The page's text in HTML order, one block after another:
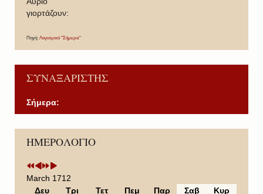
γιορτάζουν:
Πηγή: Λογισμικό "Σήμερα"
ΣΥΝΑΞΑΡΙΣΤΗΣ
Σήμερα:
ΗΜΕΡΟΛΟΓΙΟ
P
r
v
i
P
r
v
i
o
N
e
t
Y
e
N
e
t
M
March 1712
Δευ
Τρι Τετ Πεμ Παρ Σαβ Κυρ